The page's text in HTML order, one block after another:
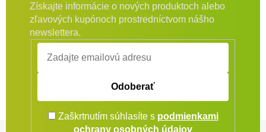
Získajte informácie o nových produktoch alebo
zľavových kupónoch prostredníctvom nášho
newslettera.
Odoberať
Zaškrtnutím súhlasíte s podmienkami
ochrany osobných údajov